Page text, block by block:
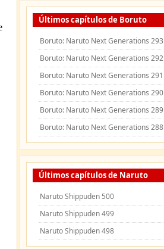
Últimos capítulos de Boruto
Boruto: Naruto Next Generations 293
Boruto: Naruto Next Generations 292
Boruto: Naruto Next Generations 291
Boruto: Naruto Next Generations 290
Boruto: Naruto Next Generations 289
Boruto: Naruto Next Generations 288
Últimos capítulos de Naruto
Naruto Shippuden 500
Naruto Shippuden 499
Naruto Shippuden 498